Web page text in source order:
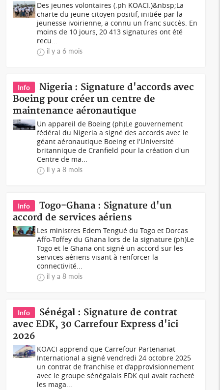
Des jeunes volontaires (.ph KOACI.)&nbsp;La
charte du jeune citoyen positif, initiée par la
jeunesse ivoirienne, a connu un franc succès. En
moins de 10 jours, 20 413 signatures ont été
recu...
il y a 6 mois
Info
Nigeria : Signature d'accords avec
Boeing pour créer un centre de
maintenance aéronautique
Un appareil de Boeing (ph)Le gouvernement
fédéral du Nigeria a signé des accords avec le
géant aéronautique Boeing et l'Université
britannique de Cranfield pour la création d'un
Centre de ma...
il y a 8 mois
Info
Togo-Ghana : Signature d'un
accord de services aériens
Les ministres Edem Tengué du Togo et Dorcas
Affo-Toffey du Ghana lors de la signature (ph)Le
Togo et le Ghana ont signé un accord sur les
services aériens visant à renforcer la
connectivité...
il y a 8 mois
Info
Sénégal : Signature de contrat
avec EDK, 30 Carrefour Express d'ici
2026
KOACI apprend que Carrefour Partenariat
International a signé vendredi 24 octobre 2025
un contrat de franchise et d’approvisionnement
avec le groupe sénégalais EDK qui avait racheté
les maga...